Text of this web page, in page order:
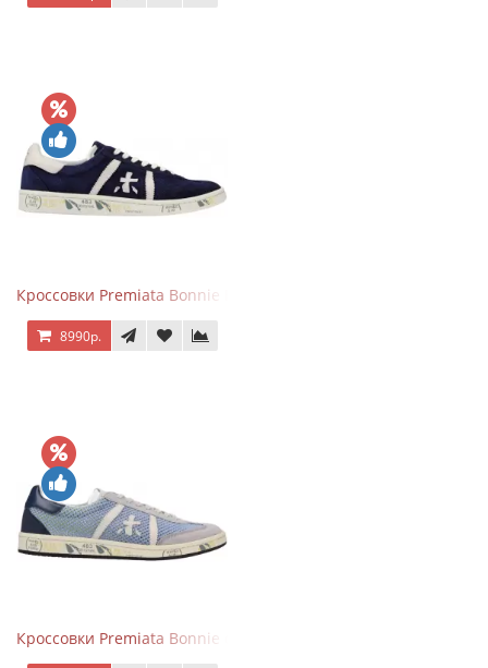
Кроссовки Premiata Bonnie Blue
8990р.
Кроссовки Premiata Bonnie серо-голубые